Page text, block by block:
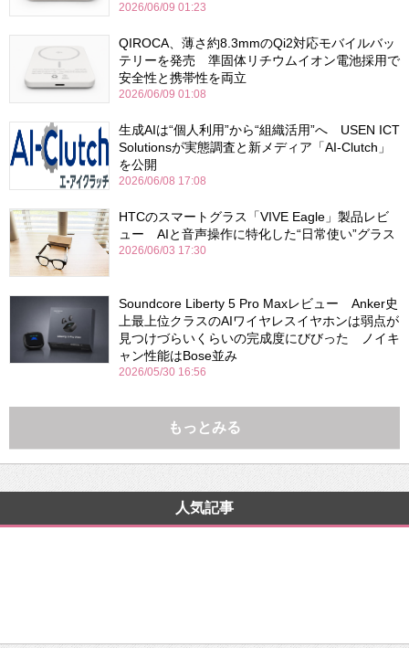
2026/06/09 01:23
QIROCA、薄さ約8.3mmのQi2対応モバイルバッ
テリーを発売 準固体リチウムイオン電池採用で
安全性と携帯性を両立
2026/06/09 01:08
生成AIは“個人利用”から“組織活用”へ USEN ICT
Solutionsが実態調査と新メディア「AI-Clutch」
を公開
2026/06/08 17:08
HTCのスマートグラス「VIVE Eagle」製品レビ
ュー AIと音声操作に特化した“日常使い”グラス
2026/06/03 17:30
Soundcore Liberty 5 Pro Maxレビュー Anker史
上最上位クラスのAIワイヤレスイヤホンは弱点が
見つけづらいくらいの完成度にびびった ノイキ
ャン性能はBose並み
2026/05/30 16:56
もっとみる
人気記事